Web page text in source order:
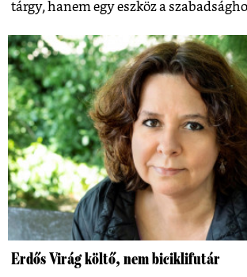
tárgy, hanem egy eszköz a
Erdős Virág költő, nem biciklifutár